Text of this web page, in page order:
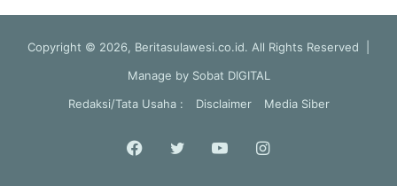
Copyright © 2026, Beritasulawesi.co.id. All Rights Reserved |
Manage by Sobat DIGITAL
Redaksi/Tata Usaha :
Disclaimer Media Siber
Facebook
Twitter YouTubeInstagram